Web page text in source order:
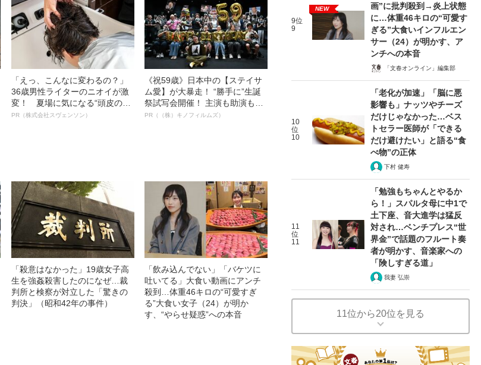
「えっ、こんなに変わるの？」
36歳男性ライターのニオイが激
変！ 夏場に気になる“頭皮のニ
オイ”や“ベタつき”を解消す
PR（株式会社スヴェンソン）
《祝59歳》日本中の【ステイサ
ム愛】が大暴走！ “勝手に”生誕
祭試写会開催！ 主演も助演も全
部ステイサム！「ステサミー
PR（（株）キノフィルムズ）
「殺意はなかった」19歳女子高
生を強姦殺害したのになぜ…裁
判所と検察が対立した「驚きの
判決」（昭和42年の事件）
「飲み込んでない」「バケツに
吐いてる」大食い動画にアンチ
殺到…体重46キロの“可愛すぎ
る”大食い女子（24）が明か
す、“やらせ疑惑”への本音
9位
9
NEW
画”に批判殺到→炎上状態
に…体重46キロの“可愛す
ぎる”大食いインフルエン
サー（24）が明かす、ア
ンチへの本音
「文春オンライン」編集部
10
位
10
「老化が加速」「脳に悪
影響も」ナッツやチーズ
だけじゃなかった…ベス
トセラー医師が「できる
だけ避けたい」と語る“食
べ物”の正体
下村 健寿
11
位
11
「勉強もちゃんとやるか
ら！」スパルタ母に中1で
土下座、音大進学は猛反
対され…ベンチプレス“世
界金”で話題のフルート奏
者が明かす、音楽家への
「険しすぎる道」
我妻 弘崇
11位から20位を見る